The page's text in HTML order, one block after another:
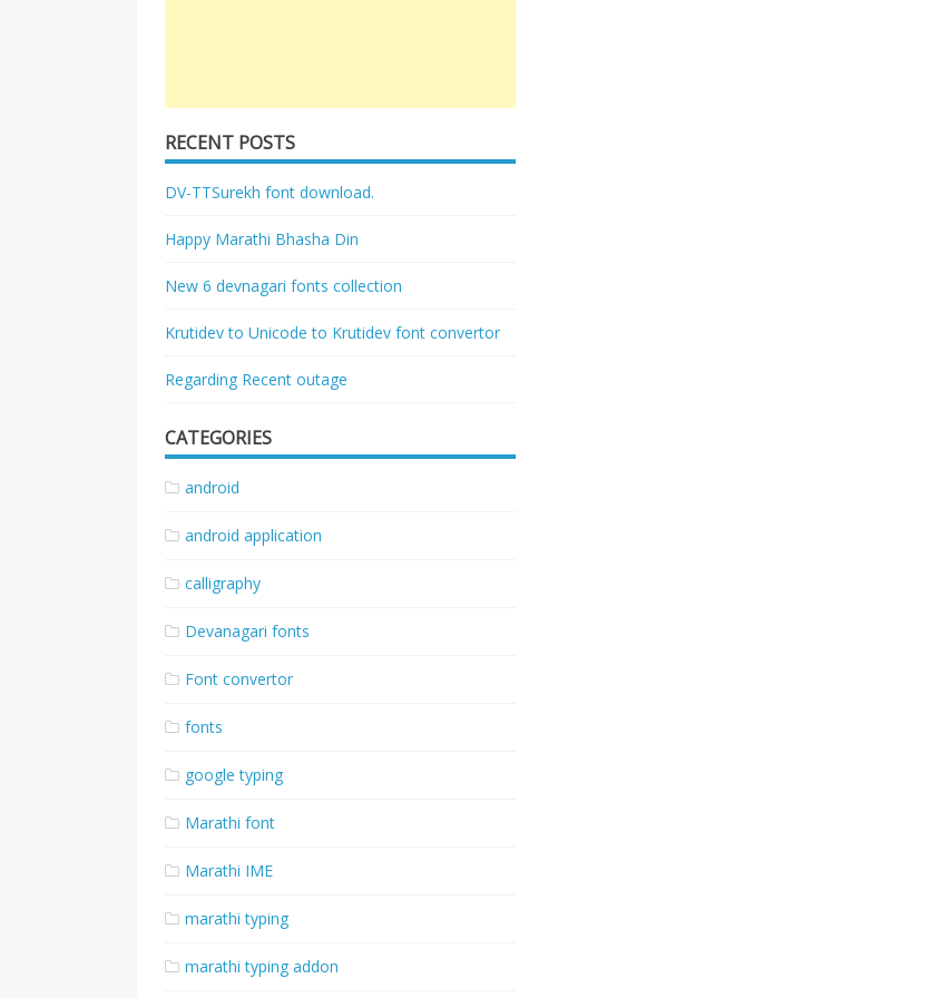
RECENT POSTS
DV-TTSurekh font download.
Happy Marathi Bhasha Din
New 6 devnagari fonts collection
Krutidev to Unicode to Krutidev font convertor
Regarding Recent outage
CATEGORIES
android
android application
calligraphy
Devanagari fonts
Font convertor
fonts
google typing
Marathi font
Marathi IME
marathi typing
marathi typing addon